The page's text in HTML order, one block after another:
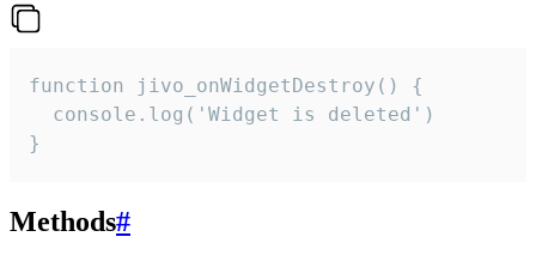
function jivo_onWidgetDestroy() {
  console.log('Widget is deleted')
}
Methods#